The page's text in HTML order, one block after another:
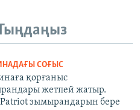
СОҒЫС
қорғаныс
жетпей жатыр.
зымырандарын бере